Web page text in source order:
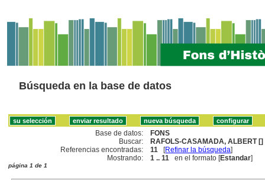
Búsqueda en la base de datos
Base de datos:
FONS
Buscar:
RAFOLS-CASAMADA, ALBERT []
Referencias encontradas:
11 [Refinar la búsqueda]
Mostrando:
1 .. 11 en el formato [Estandar]
página 1 de 1